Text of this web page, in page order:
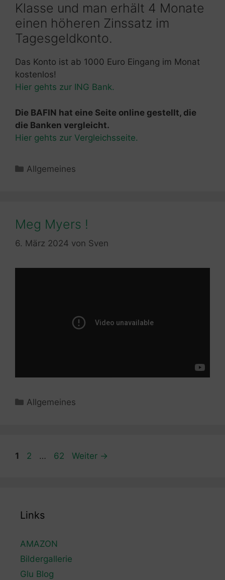
Klasse und man erhält 4 Monate
einen höheren Zinssatz im
Tagesgeldkonto.
Das Konto ist ab 1000 Euro Eingang im Monat
kostenlos!
Hier gehts zur ING Bank.
Die BAFIN hat eine Seite online gestellt, die
die Banken vergleicht.
Hier gehts zur Vergleichsseite.
Kategorien
Allgemeines
Meg Myers !
6. März 2024 von Sven
Kategorien
Allgemeines
Seite
1 Seite
2 … Seite
62 Weiter →
Links
AMAZON
Bildergallerie
Glu Blog